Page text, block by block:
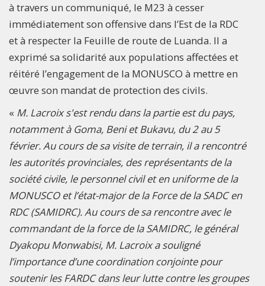
à travers un communiqué, le M23 à cesser
immédiatement son offensive dans l’Est de la RDC
et à respecter la Feuille de route de Luanda. Il a
exprimé sa solidarité aux populations affectées et
réitéré l’engagement de la MONUSCO à mettre en
œuvre son mandat de protection des civils.
« M. Lacroix s'est rendu dans la partie est du pays,
notamment à Goma, Beni et Bukavu, du 2 au 5
février. Au cours de sa visite de terrain, il a rencontré
les autorités provinciales, des représentants de la
société civile, le personnel civil et en uniforme de la
MONUSCO et l’état-major de la Force de la SADC en
RDC (SAMIDRC). Au cours de sa rencontre avec le
commandant de la force de la SAMIDRC, le général
Dyakopu Monwabisi, M. Lacroix a souligné
l’importance d’une coordination conjointe pour
soutenir les FARDC dans leur lutte contre les groupes